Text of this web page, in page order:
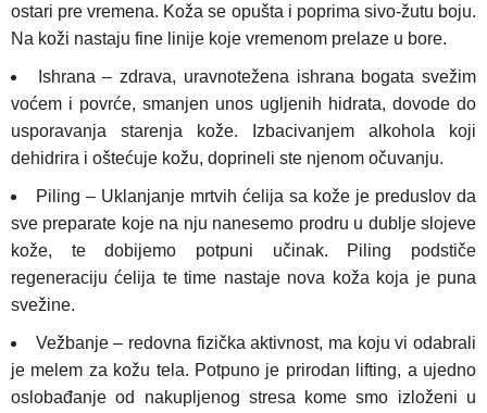
ostari pre vremena. Koža se opušta i poprima sivo-žutu boju.
Na koži nastaju fine linije koje vremenom prelaze u bore.
Ishrana – zdrava, uravnotežena ishrana bogata svežim
voćem i povrće, smanjen unos ugljenih hidrata, dovode do
usporavanja starenja kože. Izbacivanjem alkohola koji
dehidrira i oštećuje kožu, doprineli ste njenom očuvanju.
Piling – Uklanjanje mrtvih ćelija sa kože je preduslov da
sve preparate koje na nju nanesemo prodru u dublje slojeve
kože, te dobijemo potpuni učinak. Piling podstiče
regeneraciju ćelija te time nastaje nova koža koja je puna
svežine.
Vežbanje – redovna fizička aktivnost, ma koju vi odabrali
je melem za kožu tela. Potpuno je prirodan lifting, a ujedno
oslobađanje od nakupljenog stresa kome smo izloženi u